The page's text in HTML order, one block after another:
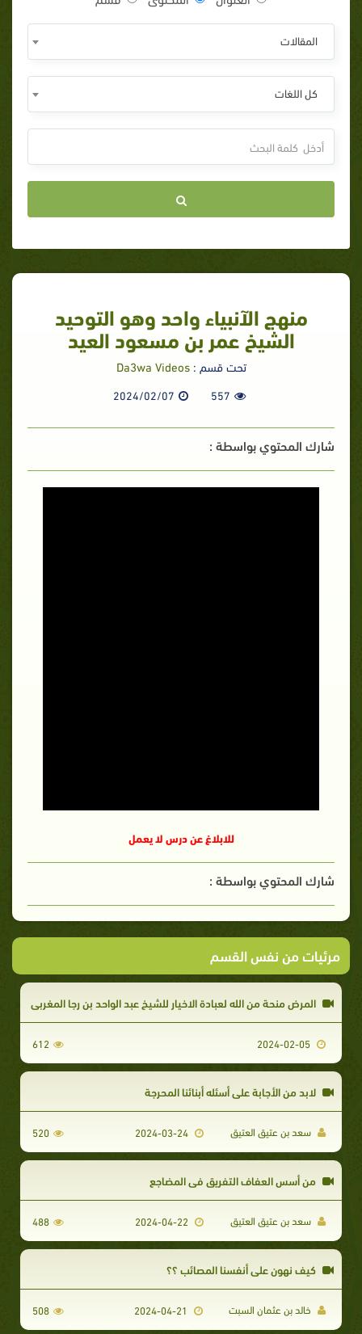
المقالات
كل اللغات
منهج الآنبياء واحد وهو التوحيد
الشيخ عمر بن مسعود العيد
تحت قسم :Da3wa Videos
557
2024/02/07
شارك المحتوي بواسطة :
للابلاغ عن درس لا يعمل
شارك المحتوي بواسطة :
مرئيات من نفس القسم
المرض منحة من الله لعبادة الاخيار للشيخ عبد الواحد بن رجا المغربي
612
لابد من الأجابة على أسئله أبنائنا المحرجة
سعد بن عتيق العتيق 520
من أسس العفاف التفريق فى المضاجع
سعد بن عتيق العتيق 488
كيف نهون علي أنفسنا المصائب ؟؟
خالد بن عثمان السبت 508